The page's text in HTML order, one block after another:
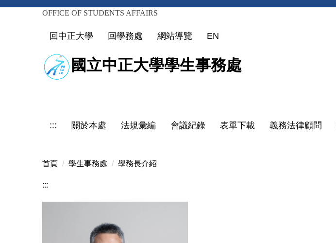
OFFICE OF STUDENTS AFFAIRS
回中正大學 回學務處 網站導覽 EN
國立中正大學學生事務處
::: 關於本處 法規彙編 會議紀錄 表單下載 義務法律顧問
首頁 學生事務處 學務長介紹
:::